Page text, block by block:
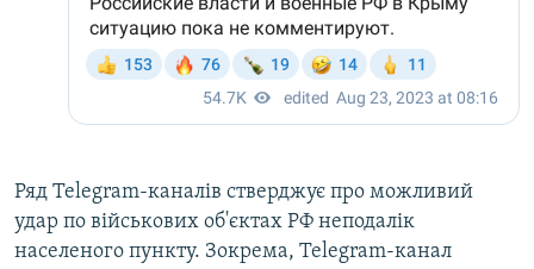
Ряд Telegram-каналів стверджує про можливий
удар по військових об'єктах РФ неподалік
населеного пункту. Зокрема, Telegram-канал